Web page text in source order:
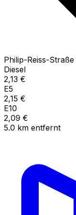
Philip-Reiss-Straße
Diesel
2,13 €
E5
2,15 €
E10
2,09 €
5.0 km entfernt